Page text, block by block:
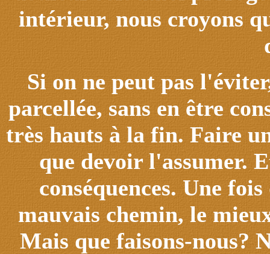
intérieur, nous croyons
Si on ne peut pas
parcellée, sans en être
très hauts à la fin. Faire
que devoir l'assumer.
conséquences. Une
mauvais chemin, le
Mais que faisons-nous?